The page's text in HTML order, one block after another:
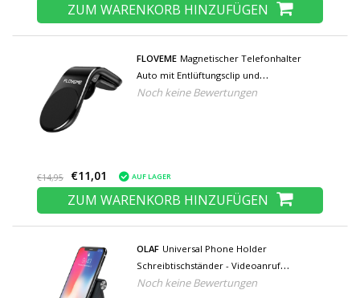
ZUM WARENKORB HINZUFÜGEN
FLOVEME Magnetischer Telefonhalter
Auto mit Entlüftungsclip und
magnetischem Aufkleber - Universal
Noch keine Bewertungen
€14,95 €11,01 AUF LAGER
ZUM WARENKORB HINZUFÜGEN
OLAF Universal Phone Holder
Schreibtischständer - Videoanruf
Smartphone Holder Schreibtischständer
Noch keine Bewertungen